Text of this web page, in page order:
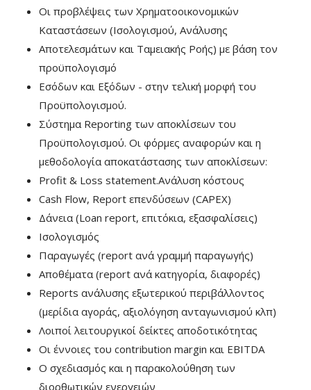
Οι προβλέψεις των Χρηματοοικονομικών
Καταστάσεων (Ισολογισμού, Ανάλυσης
Αποτελεσμάτων και Ταμειακής Ροής) με βάση τον
προϋπολογισμό
Εσόδων και Εξόδων - στην τελική μορφή του
Προϋπολογισμού.
Σύστημα Reporting των αποκλίσεων του
Προϋπολογισμού. Οι φόρμες αναφορών και η
μεθοδολογία αποκατάστασης των αποκλίσεων:
Profit & Loss statement.Ανάλυση κόστους
Cash Flow, Report επενδύσεων (CAPEX)
Δάνεια (Loan report, επιτόκια, εξασφαλίσεις)
Ισολογισμός
Παραγωγές (report ανά γραμμή παραγωγής)
Αποθέματα (report ανά κατηγορία, διαφορές)
Reports ανάλυσης εξωτερικού περιβάλλοντος
(μερίδια αγοράς, αξιολόγηση ανταγωνισμού κλπ)
Λοιποί λειτουργικοί δείκτες αποδοτικότητας
Οι έννοιες του contribution margin και EBITDA
Ο σχεδιασμός και η παρακολούθηση των
διορθωτικών ενεργειών